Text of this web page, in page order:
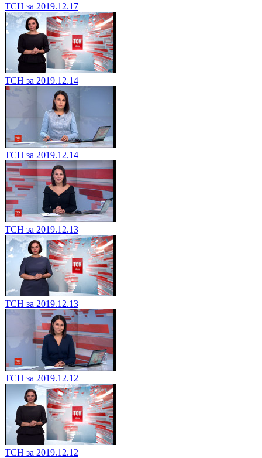
ТСН за 2019.12.17
ТСН за 2019.12.14
ТСН за 2019.12.14
ТСН за 2019.12.13
ТСН за 2019.12.13
ТСН за 2019.12.12
ТСН за 2019.12.12